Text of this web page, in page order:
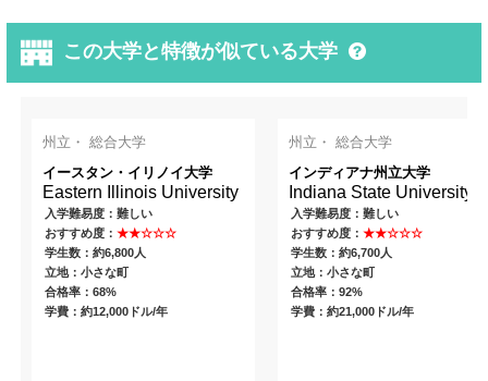
この大学と特徴が似ている大学
州立・ 総合大学
イースタン・イリノイ大学
Eastern Illinois University
入学難易度：難しい
おすすめ度：★★☆☆☆
学生数：約6,800人
立地：小さな町
合格率：68%
学費：約12,000ドル/年
州立・ 総合大学
インディアナ州立大学
Indiana State University
入学難易度：難しい
おすすめ度： ★★☆☆☆
学生数：約6,700人
立地：小さな町
合格率：92%
学費：約21,000ドル/年